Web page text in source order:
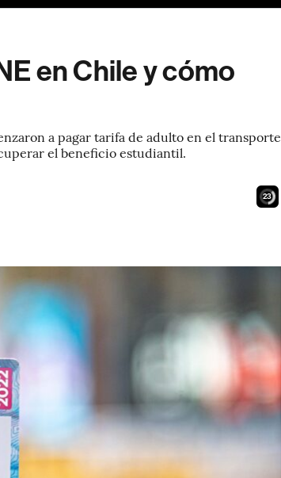
en Chile y cómo
a pagar tarifa de adulto en el transporte
el beneficio estudiantil.
21